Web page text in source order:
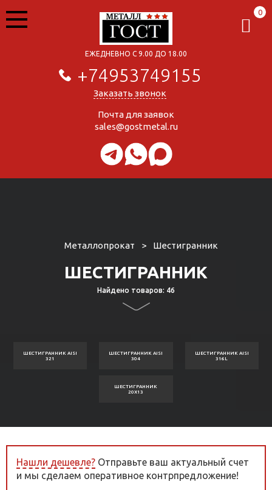
ЕЖЕДНЕВНО С 9.00 ДО 18.00
+74953749155
Заказать звонок
Почта для заявок
sales@gostmetal.ru
0
Металлопрокат > Шестигранник
ШЕСТИГРАННИК
Найдено товаров: 46
ШЕСТИГРАННИК AISI
321
ШЕСТИГРАННИК AISI
304
ШЕСТИГРАННИК AISI
316L
ШЕСТИГРАННИК
20Х13
Нашли дешевле? Отправьте ваш актуальный счет
и мы сделаем оперативное контрпредложение!